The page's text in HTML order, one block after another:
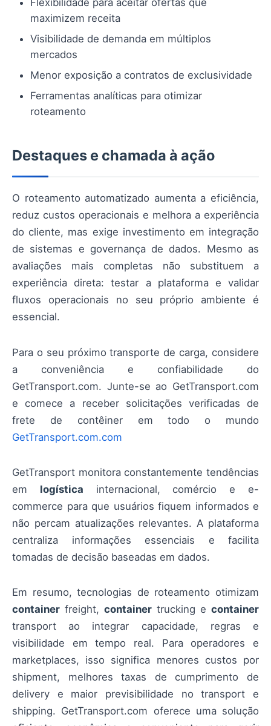
Flexibilidade para aceitar ofertas que
maximizem receita
Visibilidade de demanda em múltiplos
mercados
Menor exposição a contratos de exclusividade
Ferramentas analíticas para otimizar
roteamento
Destaques e chamada à ação
O roteamento automatizado aumenta a eficiência,
reduz custos operacionais e melhora a experiência
do cliente, mas exige investimento em integração
de sistemas e governança de dados. Mesmo as
avaliações mais completas não substituem a
experiência direta: testar a plataforma e validar
fluxos operacionais no seu próprio ambiente é
essencial.
Para o seu próximo transporte de carga, considere
a conveniência e confiabilidade do
GetTransport.com. Junte-se ao GetTransport.com
e comece a receber solicitações verificadas de
frete de contêiner em todo o mundo
GetTransport.com.com
GetTransport monitora constantemente tendências
em logística internacional, comércio e e-
commerce para que usuários fiquem informados e
não percam atualizações relevantes. A plataforma
centraliza informações essenciais e facilita
tomadas de decisão baseadas em dados.
Em resumo, tecnologias de roteamento otimizam
container freight, container trucking e container
transport ao integrar capacidade, regras e
visibilidade em tempo real. Para operadores e
marketplaces, isso significa menores custos por
shipment, melhores taxas de cumprimento de
delivery e maior previsibilidade no transport e
shipping. GetTransport.com oferece uma solução